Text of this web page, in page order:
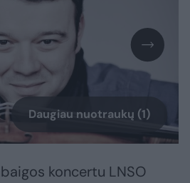
Daugiau nuotraukų (1)
koncertu LNSO